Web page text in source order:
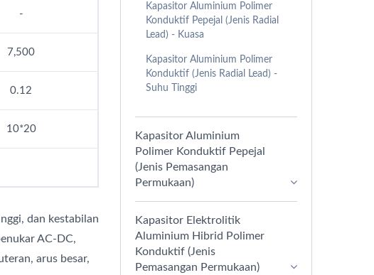
-
7,500
0.12
10*20
dan kestabilan
AC-DC,
arus besar,
Kapasitor Aluminium Polimer
Konduktif Pepejal (Jenis Radial
Lead) - Kuasa
Kapasitor Aluminium Polimer
Konduktif (Jenis Radial Lead) -
Suhu Tinggi
Kapasitor Aluminium
Polimer Konduktif Pepejal
(Jenis Pemasangan
Permukaan)
Kapasitor Elektrolitik
Aluminium Hibrid Polimer
Konduktif (Jenis
Pemasangan Permukaan)